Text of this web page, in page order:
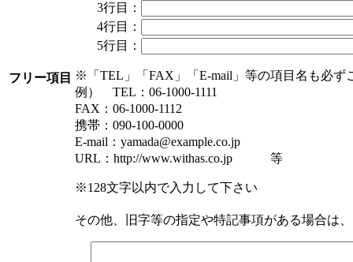
フリー項目
3行目：
4行目：
5行目：
※「TEL」「FAX」「E-mail」等の項目名も必ず
例） TEL：06-1000-1111
FAX：06-1000-1112
携帯：090-100-0000
E-mail：yamada@example.co.jp
URL：http://www.withas.co.jp 等
※128文字以内で入力して下さい
その他、旧字等の指定や特記事項がある場合は